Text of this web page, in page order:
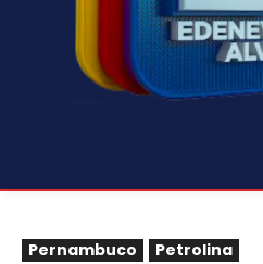
Pernambuco Petrolina